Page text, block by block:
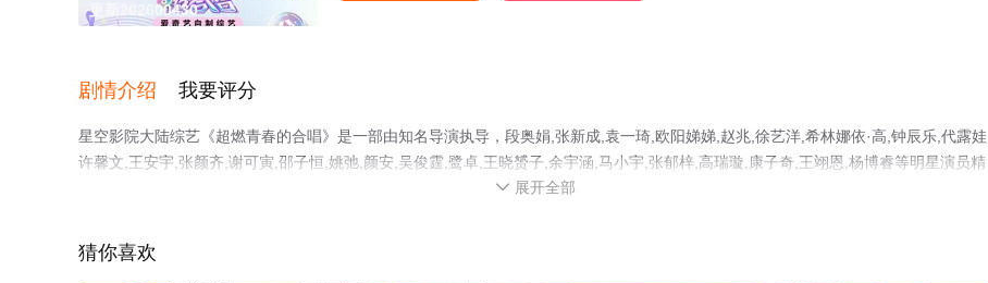
更新202600430
剧情介绍 我要评分
星空影院大陆综艺《超燃青春的合唱》是一部由知名导演执导，段奥娟,张新成,袁一琦,欧阳娣娣,赵兆,徐艺洋,希林娜依·高,钟辰乐,代露娃,
许馨文,王安宇,张颜齐,谢可寅,邵子恒,姚弛,颜安,吴俊霆,鹭卓,王晓赟子,余宇涵,马小宇,张郁梓,高瑞璇,康子奇,王翊恩,杨博睿等明星演员精
彩演绎的中国大陆综艺，手机免费观看高清未删减完整版综艺节目就上星空电影网，更多剧情信息可移步至豆瓣综艺、电视猫或剧情网等
 展开全部
猜你喜欢